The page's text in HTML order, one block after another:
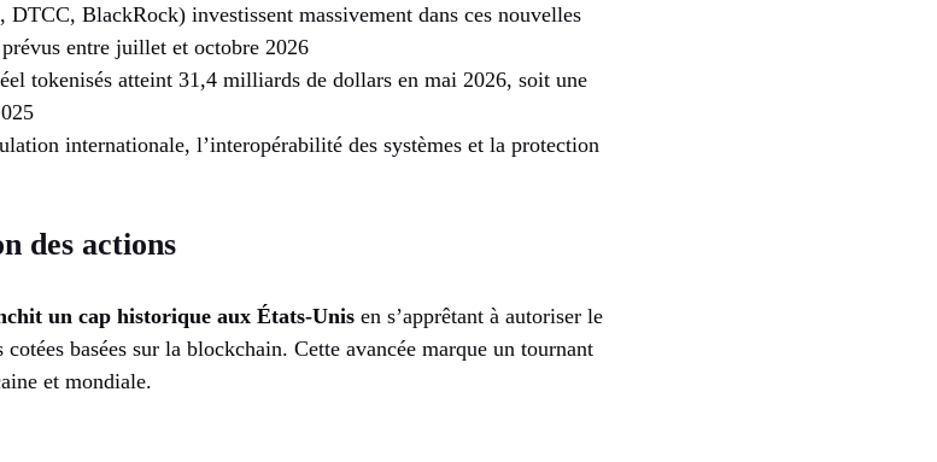
BlackRock) investissent massivement dans ces nouvelles
entre juillet et octobre 2026
tokenisés atteint 31,4 milliards de dollars en mai 2026, soit une
internationale, l’interopérabilité des systèmes et la protection
des actions
un cap historique aux États-Unis en s’apprêtant à autoriser le
basées sur la blockchain. Cette avancée marque un tournant
et mondiale.